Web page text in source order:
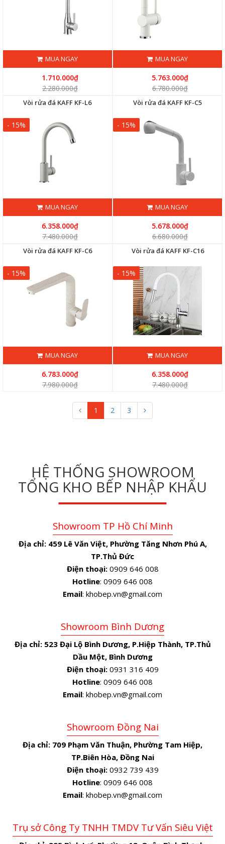
MUA NGAY
1.710.000₫
2.280.000₫
MUA NGAY
5.763.000₫
6.780.000₫
Vòi rửa đá KAFF KF-L6
- 15%
MUA NGAY
6.358.000₫
7.480.000₫
Vòi rửa đá KAFF KF-C5
- 15%
MUA NGAY
5.678.000₫
6.680.000₫
Vòi rửa đá KAFF KF-C6
- 15%
MUA NGAY
6.783.000₫
7.980.000₫
Vòi rửa đá KAFF KF-C16
- 15%
MUA NGAY
6.358.000₫
7.480.000₫
1 2 3
HỆ THỐNG SHOWROOM
TỔNG KHO BẾP NHẬP KHẨU
Showroom TP Hồ Chí Minh
Địa chỉ: 459 Lê Văn Việt, Phường Tăng Nhơn Phú A,
TP.Thủ Đức
Điện thoại:0909 646 008
Hotline: 0909 646 008
Email: khobep.vn@gmail.com
Showroom Bình Dương
Địa chỉ: 523 Đại Lộ Bình Dương, P.Hiệp Thành, TP.Thủ
Dầu Một, Bình Dương
Điện thoại:0931 316 409
Hotline: 0909 646 008
Email: khobep.vn@gmail.com
Showroom Đồng Nai
Địa chỉ: 709 Phạm Văn Thuận, Phường Tam Hiệp,
TP.Biên Hòa, Đồng Nai
Điện thoại:0932 739 439
Hotline: 0909 646 008
Email: khobep.vn@gmail.com
Trụ sở Công Ty TNHH TMDV Tư Vấn Siêu Việt